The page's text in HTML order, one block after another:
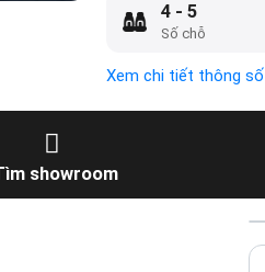
Số chỗ
4 - 5
Xem chi tiết thông số
showroom